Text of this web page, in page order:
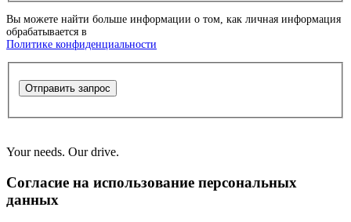
Вы можете найти больше информации о том, как личная информация
обрабатывается в
Политике конфиденциальности
Отправить запрос
Your needs. Our drive.
Согласие на использование персональных
данных